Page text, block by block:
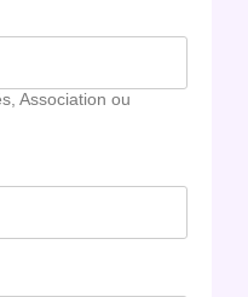
Association ou